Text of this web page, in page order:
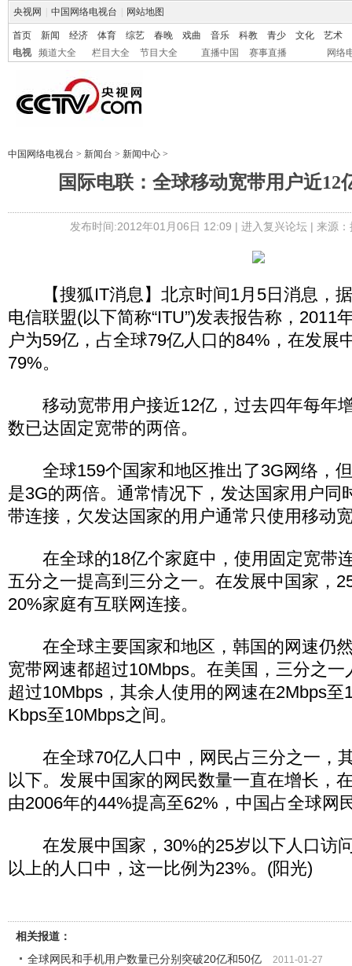
央视网 中国网络电视台 网站地图
首页 新闻 经济 体育 综艺 春晚 戏曲 音乐 科教 青少 文化
艺术
电视
频道大全 栏目大全 节目大全 直播中国 赛事直播 网络
中国网络电视台 > 新闻台 > 新闻中心 >
国际电联：全球移动宽带用户近12
发布时间:2012年01月06日 12:09 | 进入复兴论坛 | 来源
【搜狐IT消息】北京时间1月5日消息，
电信联盟(以下简称“ITU”)发表报告称，2011
户为59亿，占全球79亿人口的84%，在发展
79%。
移动宽带用户接近12亿，过去四年每年
数已达固定宽带的两倍。
全球159个国家和地区推出了3G网络，但
是3G的两倍。通常情况下，发达国家用户同
带连接，欠发达国家的用户通常只使用移动
在全球的18亿个家庭中，使用固定宽带
五分之一提高到三分之一。在发展中国家，
20%家庭有互联网连接。
在全球主要国家和地区，韩国的网速仍
宽带网速都超过10Mbps。在美国，三分之
超过10Mbps，其余人使用的网速在2Mbps至
Kbps至10Mbps之间。
在全球70亿人口中，网民占三分之一，
以下。发展中国家的网民数量一直在增长，
由2006年的44%提高至62%，中国占全球网
在发展中国家，30%的25岁以下人口访
以上的人口中，这一比例为23%。(阳光)
相关报道：
全球网民和手机用户数量已分别突破20亿和50亿
2011-01-27